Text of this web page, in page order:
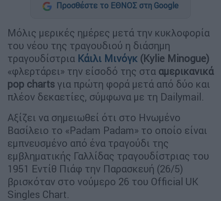
Προσθέστε το ΕΘΝΟΣ στη Google
Mόλις μερικές ημέρες μετά την κυκλοφορία
του νέου της τραγουδιού η διάσημη
τραγουδίστρια Κάιλι Μινόγκ (Kylie Minogue)
«φλερτάρει» την είσοδό της στα αμερικανικά
pop charts για πρώτη φορά μετά από δύο και
πλέον δεκαετίες, σύμφωνα με τη Dailymail.
Aξίζει να σημειωθεί ότι στο Ηνωμένο
Βασίλειο το «Padam Padam» το οποίο είναι
εμπνευσμένο από ένα τραγούδι της
εμβληματικής Γαλλίδας τραγουδίστριας του
1951 Εντίθ Πιάφ την Παρασκευή (26/5)
βρισκόταν στο νούμερο 26 του Official UK
Singles Chart.